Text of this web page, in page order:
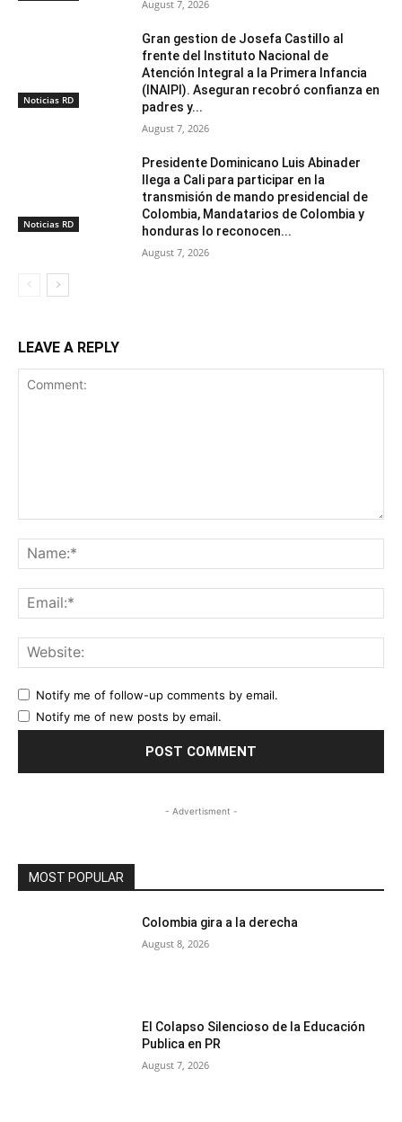
August 7, 2026
Noticias RD
Gran gestion de Josefa Castillo al
frente del Instituto Nacional de
Atención Integral a la Primera Infancia
(INAIPI). Aseguran recobró confianza en
padres y...
August 7, 2026
Noticias RD
Presidente Dominicano Luis Abinader
llega a Cali para participar en la
transmisión de mando presidencial de
Colombia, Mandatarios de Colombia y
honduras lo reconocen...
August 7, 2026
LEAVE A REPLY
Notify me of follow-up comments by email.
Notify me of new posts by email.
- Advertisment -
MOST POPULAR
Colombia gira a la derecha
August 8, 2026
El Colapso Silencioso de la Educación
Publica en PR
August 7, 2026